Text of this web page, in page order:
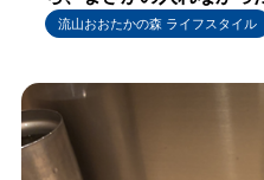
流山おおたかの森 ライフスタイル